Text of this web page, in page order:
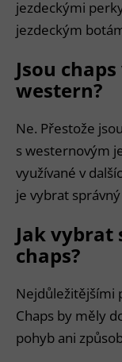
jezdeckými
jezdeckým
Jsou
western?
Ne. Přestože
s westernovým
využívané v
je vybrat
Jak
chaps?
Nejdůležitějšími
Chaps by měly
pohyb ani